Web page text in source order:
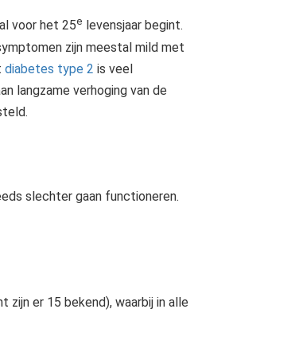
voor het 25e levensjaar begint.
zijn meestal mild met
diabetes type 2 is veel
langzame verhoging van de
slechter gaan functioneren.
er 15 bekend), waarbij in alle